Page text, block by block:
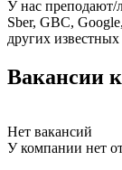
У нас преподают/
Sber, GBC,
других
Вакансии
Нет вакансий
У компании нет